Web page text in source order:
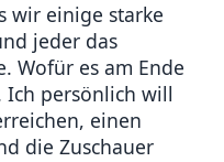
wir einige starke
jeder das
Wofür es am Ende
Ich persönlich will
einen
die Zuschauer